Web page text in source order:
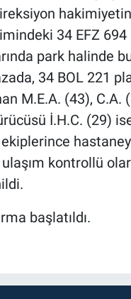
34 EFZ
park halinde
34 BOL 221
M.E.A. (43), C.A.
İ.H.C. (29)
ulaşım kontrollü
başlatıldı.